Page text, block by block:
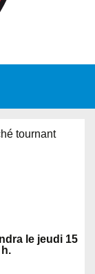
tournant
le jeudi 15